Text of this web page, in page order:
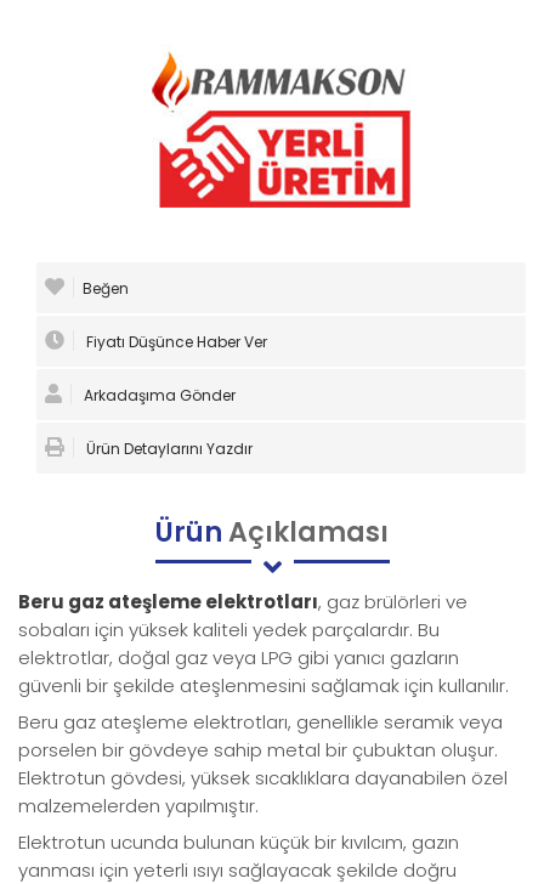
Beğen
Fiyatı Düşünce Haber Ver
Arkadaşıma Gönder
Ürün Detaylarını Yazdır
ÜrünAçıklaması
Beru gaz ateşleme elektrotları, gaz brülörleri ve
sobaları için yüksek kaliteli yedek parçalardır. Bu
elektrotlar, doğal gaz veya LPG gibi yanıcı gazların
güvenli bir şekilde ateşlenmesini sağlamak için kullanılır.
Beru gaz ateşleme elektrotları, genellikle seramik veya
porselen bir gövdeye sahip metal bir çubuktan oluşur.
Elektrotun gövdesi, yüksek sıcaklıklara dayanabilen özel
malzemelerden yapılmıştır.
Elektrotun ucunda bulunan küçük bir kıvılcım, gazın
yanması için yeterli ısıyı sağlayacak şekilde doğru